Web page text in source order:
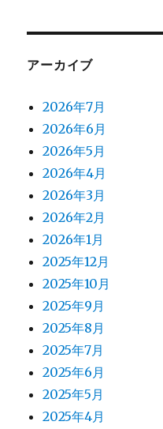
アーカイブ
2026年7月
2026年6月
2026年5月
2026年4月
2026年3月
2026年2月
2026年1月
2025年12月
2025年10月
2025年9月
2025年8月
2025年7月
2025年6月
2025年5月
2025年4月